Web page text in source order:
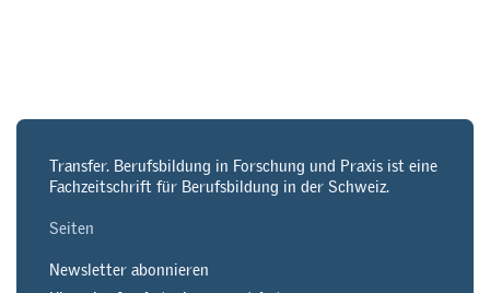
Transfer. Berufsbildung in Forschung und Praxis ist eine
Fachzeitschrift für Berufsbildung in der Schweiz.
Seiten
Newsletter abonnieren